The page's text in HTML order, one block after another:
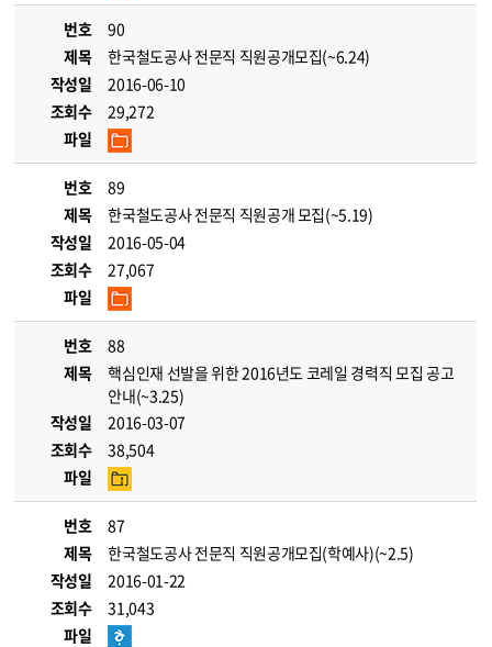
번호
90
제목
한국철도공사 전문직 직원공개모집(~6.24)
작성일
2016-06-10
조회수
29,272
파일
번호
89
제목
한국철도공사 전문직 직원공개 모집(~5.19)
작성일
2016-05-04
조회수
27,067
파일
번호
88
제목
핵심인재 선발을 위한 2016년도 코레일 경력직 모집 공고
안내(~3.25)
작성일
2016-03-07
조회수
38,504
파일
번호
87
제목
한국철도공사 전문직 직원공개모집(학예사)(~2.5)
작성일
2016-01-22
조회수
31,043
파일